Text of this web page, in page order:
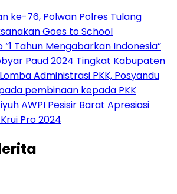
ke-76, Polwan Polres Tulang
Goes to School
Tahun Mengabarkan Indonesia”
Paud 2024 Tingkat Kabupaten
Administrasi PKK, Posyandu
pembinaan kepada PKK
AWPI Pesisir Barat Apresiasi
Pro 2024